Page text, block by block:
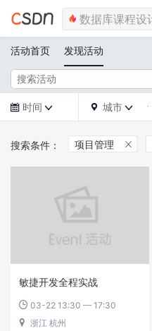
活动首页 发现活动
 时间   城市 
项目管理 
敏捷开发全程实战
 03-22 13:30 — 17:30
 浙江 杭州